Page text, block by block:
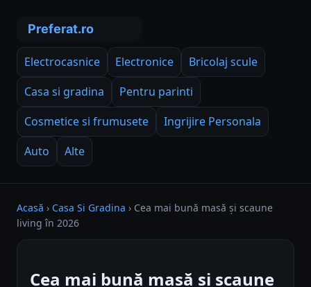
Electrocasnice Electronice
Bricolaj scule
Casa si gradina
Pentru parinti
Cosmetice si frumusete
Ingrijire Personala
Auto
Alte
Acasă › Casa Si Gradina › Cea mai bună masă și scaune
living în 2026
Cea mai bună masă și scaune